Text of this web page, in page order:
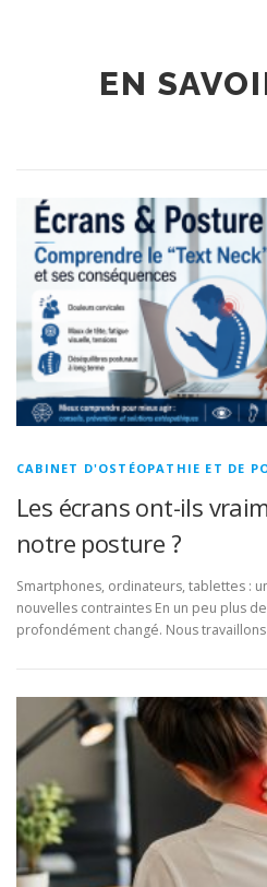
EN
CABINET D'OSTÉOPATHIE ET DE
Les écrans ont-ils
notre posture ?
Smartphones, ordinateurs, tablettes :
nouvelles contraintes En un peu plus
profondément changé. Nous